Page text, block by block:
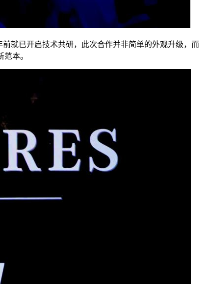
就已开启技术共研，此次合作并非简单的外观升级，而
本。